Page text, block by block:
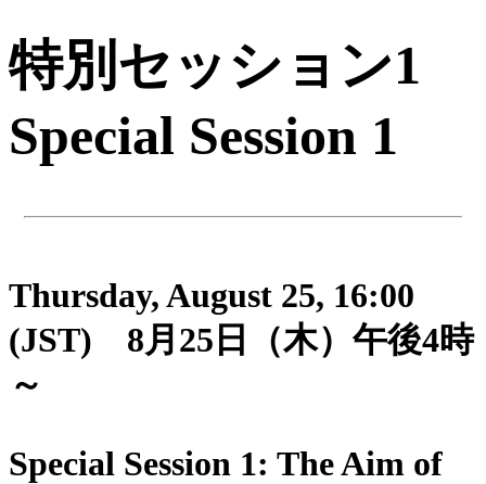
特別セッション1
Special Session 1
Thursday, August 25, 16:00
(JST) 8月25日（木）午後4時
～
Special Session 1: The Aim of